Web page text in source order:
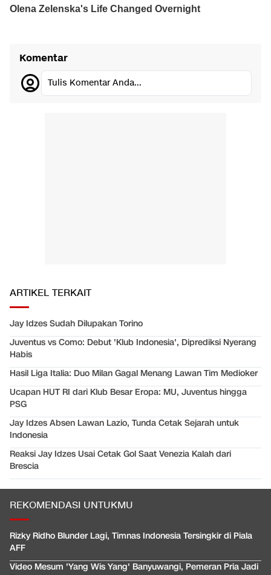
Komentar
Tulis Komentar Anda...
ARTIKEL TERKAIT
Jay Idzes Sudah Dilupakan Torino
Juventus vs Como: Debut 'Klub Indonesia', Diprediksi Nyerang
Habis
Hasil Liga Italia: Duo Milan Gagal Menang Lawan Tim Medioker
Ucapan HUT RI dari Klub Besar Eropa: MU, Juventus hingga
PSG
Jay Idzes Absen Lawan Lazio, Tunda Cetak Sejarah untuk
Indonesia
Reaksi Jay Idzes Usai Cetak Gol Saat Venezia Kalah dari
Brescia
REKOMENDASI UNTUKMU
Rizky Ridho Blunder Lagi, Timnas Indonesia Tersingkir di Piala
AFF
Video Mesum 'Yang Wis Yang' Banyuwangi, Pemeran Pria Jadi